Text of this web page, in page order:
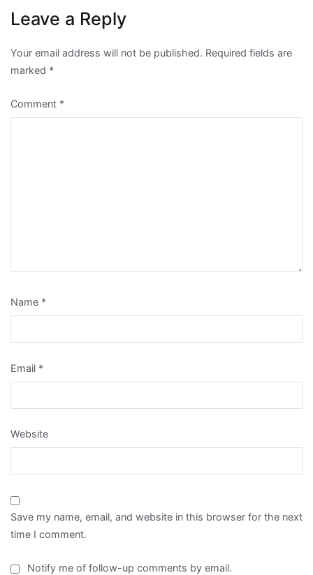
Leave a Reply
Your email address will not be published. Required fields are
marked *
Comment *
Name *
Email *
Website
Save my name, email, and website in this browser for the next
time I comment.
Notify me of follow-up comments by email.